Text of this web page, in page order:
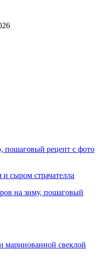
пошаговый рецепт с фото
сыром страчателла
на зиму, пошаговый
маринованной свеклой